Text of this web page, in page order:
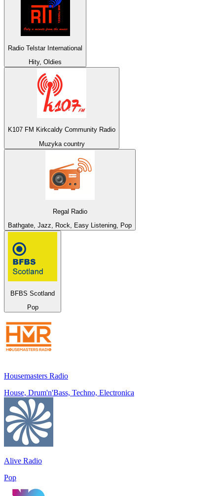
Radio Telstar International
Hity, Oldies
K107 FM Kirkcaldy Community Radio
Muzyka country
Regal Radio
Bathgate, Jazz, Rock, Easy Listening, Pop
BFBS Scotland
Pop
Housemasters Radio
House, Drum'n'Bass, Techno, Electronica
Alive Radio
Pop